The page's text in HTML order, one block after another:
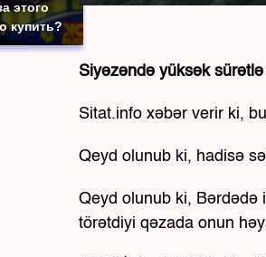
этого
купить?
Siyəzəndə yüksək
Sitat.info xəbər verir ki,
Qeyd olunub ki, hadisə
Qeyd olunub ki, Bərdədə
törətdiyi qəzada onun